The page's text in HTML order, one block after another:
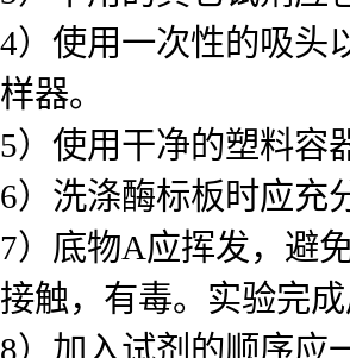
6）洗涤酶标板时应
7）底物A应挥发，避
接触，有毒。实验完
8）加入试剂的顺序
9）按照说明书中标
鱼精氨酸加压素
1）血清-----操作过程